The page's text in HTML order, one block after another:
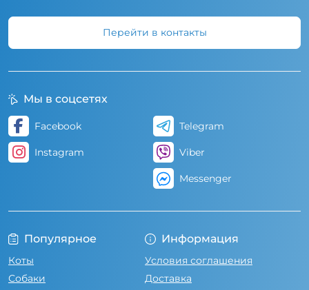
Перейти в контакты
Популярное
Коты
Собаки
Информация
Условия соглашения
Доставка
Мы в соцсетях
Facebook
Instagram
Telegram
Viber
Messenger